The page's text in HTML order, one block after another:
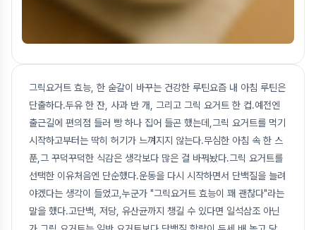
그릭요거트 효능, 한 숟갈이 바꾸는 건강한 루틴요즘 내 아침 루틴은
단출하다.두유 한 잔, 사과 반 개, 그리고 그릭 요거트 한 컵.예전엔
출근길에 편의점 들러 빵 하나 집어 들곤 했는데,그릭 요거트를 먹기
시작하고부터는 딱히 허기가 느껴지지 않는다.무심한 아침 속 한 스
푼,그 꾸덕꾸덕한 식감은 생각보다 많은 걸 바꿔놨다.그릭 요거트를
선택한 이유처음엔 단순했다.운동을 다시 시작하면서 단백질을 늘려
야겠다는 생각이 들었고,누군가 "그릭요거트 효능이 꽤 괜찮다"라는
말을 했다.고단백, 저당, 유산균까지 챙길 수 있다면 일석삼조 아닌